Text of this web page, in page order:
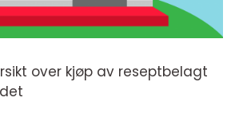
over kjøp av reseptbelagt